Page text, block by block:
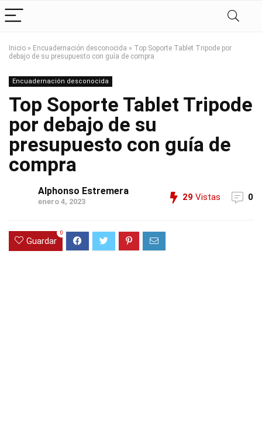
Inicio » Encuadernación desconocida » Top Soporte Tablet Tripode por
debajo de su presupuesto con guía de compra
Encuadernación desconocida
Top Soporte Tablet Tripode
por debajo de su
presupuesto con guía de
compra
Alphonso Estremera
enero 4, 2023 29 Vistas 0
Guardar
0